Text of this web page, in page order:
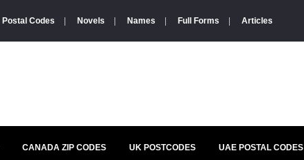
Postal Codes Novels Names Full Forms Articles
CANADA ZIP CODES UK POSTCODES UAE POSTAL CODES